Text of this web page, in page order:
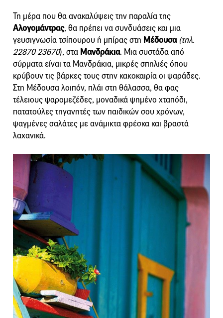
Τη μέρα που θα ανακαλύψεις την παραλία της
Αλογομάντρας, θα πρέπει να συνδυάσεις και μια
γευσιγνωσία τσίπουρου ή μπίρας στη Μέδουσα (τηλ.
22870 23670), στα Μανδράκια. Μια συστάδα από
σύρματα είναι τα Μανδράκια, μικρές σπηλιές όπου
κρύβουν τις βάρκες τους στην κακοκαιρία οι ψαράδες.
Στη Μέδουσα λοιπόν, πλάι στη θάλασσα, θα φας
τέλειους ψαρομεζέδες, μοναδικά ψημένο χταπόδι,
πατατούλες τηγανητές των παιδικών σου χρόνων,
ψαγμένες σαλάτες με ανάμικτα φρέσκα και βραστά
λαχανικά.